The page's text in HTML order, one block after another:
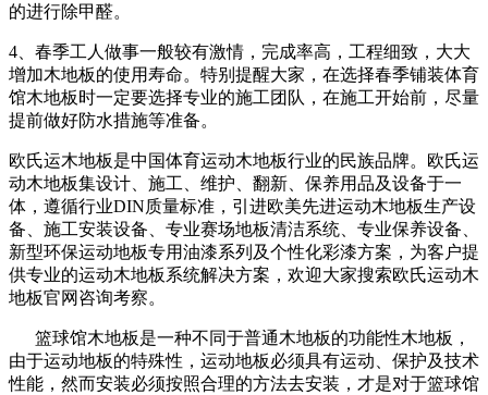
的进行除甲醛。
4、春季工人做事一般较有激情，完成率高，工程细致，大大
增加木地板的使用寿命。特别提醒大家，在选择春季铺装体育
馆木地板时一定要选择专业的施工团队，在施工开始前，尽量
提前做好防水措施等准备。
欧氏运木地板是中国体育运动木地板行业的民族品牌。欧氏运
动木地板集设计、施工、维护、翻新、保养用品及设备于一
体，遵循行业DIN质量标准，引进欧美先进运动木地板生产设
备、施工安装设备、专业赛场地板清洁系统、专业保养设备、
新型环保运动地板专用油漆系列及个性化彩漆方案，为客户提
供专业的运动木地板系统解决方案，欢迎大家搜索欧氏运动木
地板官网咨询考察。
篮球馆木地板是一种不同于普通木地板的功能性木地板，
由于运动地板的特殊性，运动地板必须具有运动、保护及技术
性能，然而安装必须按照合理的方法去安装，才是对于篮球馆